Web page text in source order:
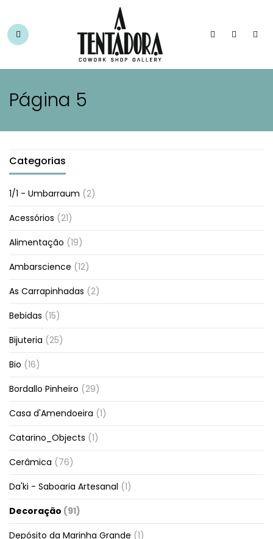
Página 5
Categorias
1/1 - Umbarraum (2)
Acessórios (21)
Alimentação (19)
Ambarscience (12)
As Carrapinhadas (2)
Bebidas (15)
Bijuteria (25)
Bio (16)
Bordallo Pinheiro (29)
Casa d'Amendoeira (1)
Catarino_Objects (1)
Cerâmica (76)
Da'ki - Saboaria Artesanal (1)
Decoração (91)
Depósito da Marinha Grande (1)